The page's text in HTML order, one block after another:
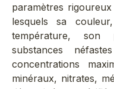
paramètres
lesquels sa
température,
substances
concentrations
minéraux, nitrates,